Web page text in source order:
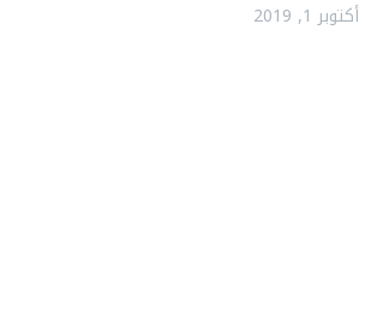
أكتوبر 1, 2019